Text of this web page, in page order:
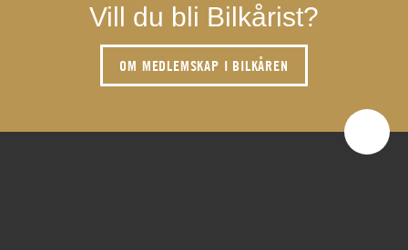
Vill du bli Bilkårist?
OM MEDLEMSKAP I BILKÅREN